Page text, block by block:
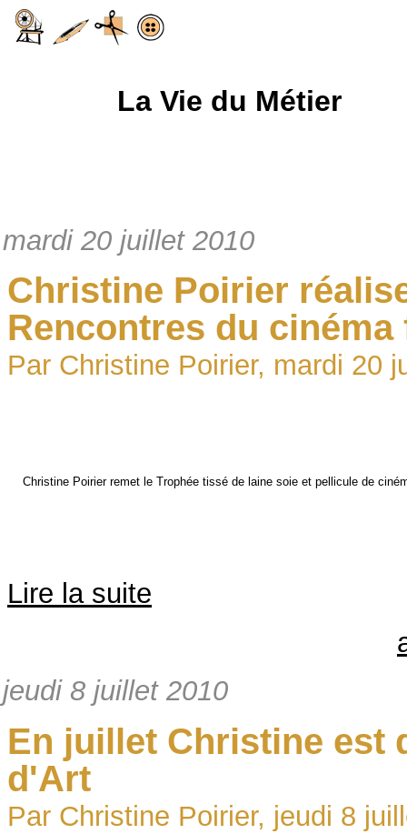
La Vie du Métier
mardi 20 juillet 2010
Christine Poirier
Rencontres du
Par Christine Poirier, mardi 20
Christine Poirier remet le Trophée tissé de laine soie et pellicule de
Lire la suite
jeudi 8 juillet 2010
En juillet Christine est
d'Art
Par Christine Poirier, jeudi 8